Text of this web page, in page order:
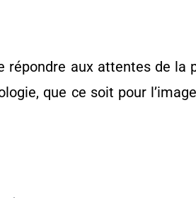
répondre aux attentes de la
que ce soit pour